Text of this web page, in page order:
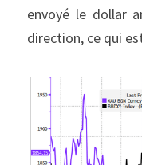
envoyé le dollar
direction, ce qui